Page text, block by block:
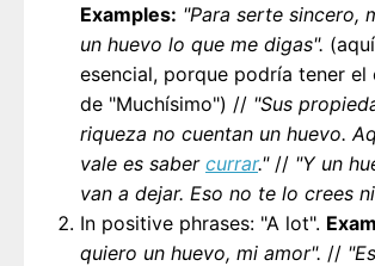
Examples: "Para serte sincero,
un huevo lo que me digas".
esencial, porque podría tener
de "Muchísimo") // "Sus
riqueza no cuentan un huevo.
vale es saber currar."// "Y un
van a dejar. Eso no te lo crees
In positive phrases: "A lot".
quiero un huevo, mi amor". //